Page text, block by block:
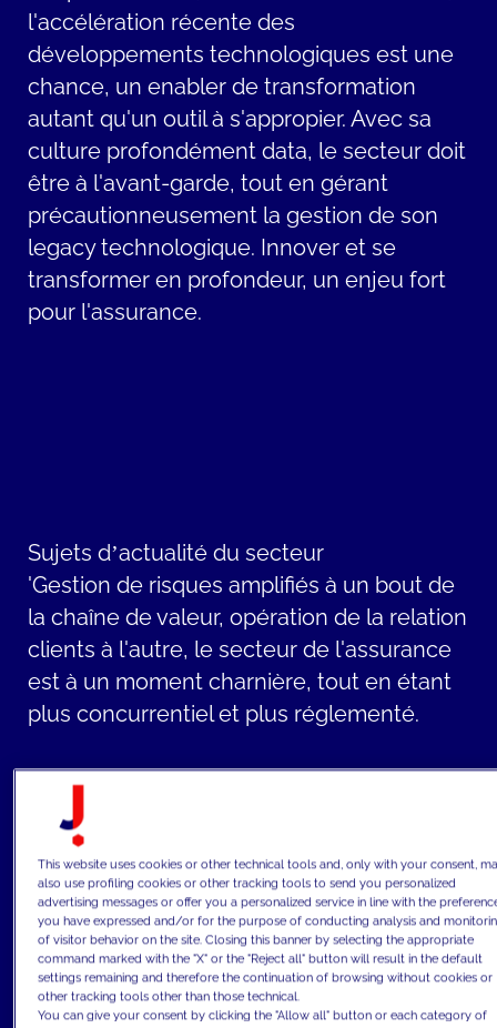
l'accélération récente des
développements technologiques est une
chance, un enabler de transformation
autant qu'un outil à s'appropier. Avec sa
culture profondément data, le secteur doit
être à l'avant-garde, tout en gérant
précautionneusement la gestion de son
legacy technologique. Innover et se
transformer en profondeur, un enjeu fort
pour l'assurance.
Sujets d’actualité du secteur
'Gestion de risques amplifiés à un bout de
la chaîne de valeur, opération de la relation
clients à l'autre, le secteur de l'assurance
est à un moment charnière, tout en étant
plus concurrentiel et plus réglementé.
Depuis 30 ans, les catastrophes naturelles,
de pandémie ont changé l'approche de
l'assurance et de la gestion des risques.
Premier enjeu du secteur, la capacité à
sensibiliser, mesurer, prévoir et tarfier ces
nouvelles réalités. Faire évoluer son
infrastructure technologique et son
This website uses cookies or other technical tools and, only with your consent,
also use profiling cookies or other tracking tools to send you personalized
advertising messages or offer you a personalized service in line with the
you have expressed and/or for the purpose of conducting analysis and
of visitor behavior on the site. Closing this banner by selecting the appropriate
command marked with the "X" or the "Reject all" button will result in the default
settings remaining and therefore the continuation of browsing without cookies or
other tracking tools other than those technical.
You can give your consent by clicking the "Allow all" button or each category of